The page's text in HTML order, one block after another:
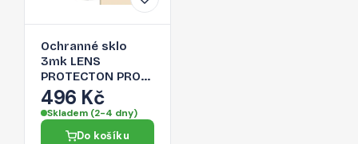
Ochranné sklo
3mk LENS
PROTECTON PRO
pro iPhone 13 Pro
Max / iPhone 13
Pro - zlatá
496 Kč
Skladem (2-4 dny)
Do košíku